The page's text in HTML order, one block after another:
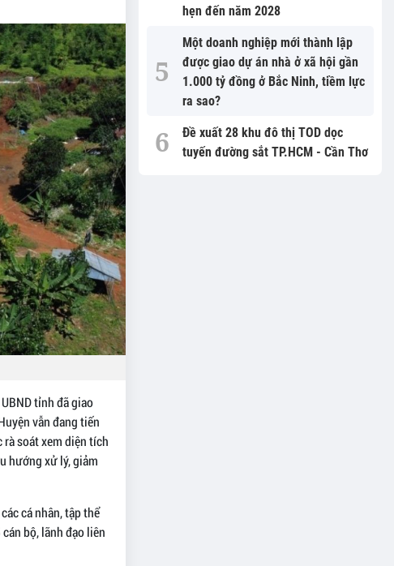
tỉnh đã giao
vẫn đang tiến
soát xem diện tích
hướng xử lý, giảm
cá nhân, tập thể
bộ, lãnh đạo liên
hẹn đến năm 2028
Một doanh nghiệp mới thành lập
được giao dự án nhà ở xã hội gần
1.000 tỷ đồng ở Bắc Ninh, tiềm lực
ra sao?
Đề xuất 28 khu đô thị TOD dọc
tuyến đường sắt TP.HCM - Cần Thơ